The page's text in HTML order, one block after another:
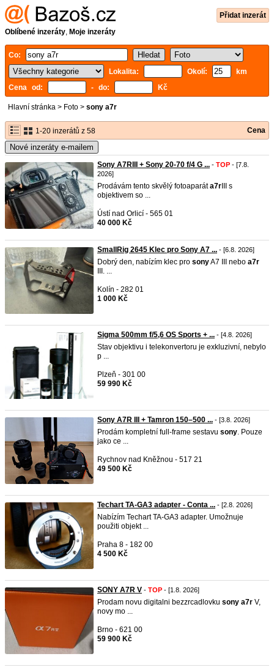
Přidat inzerát
Oblíbené inzeráty, Moje inzeráty
Co:
Lokalita:
Okolí:
km
Cena od:
- do: Kč
Hlavní stránka > Foto > sony a7r
1-20 inzerátů z 58 Cena
Nové inzeráty e-mailem
Sony A7RIII + Sony 20-70 f/4 G ... - TOP - [7.8.
2026]
Prodávám tento skvělý fotoaparáta7r III s
objektivem so ...
Ústí nad Orlicí - 565 01
40 000 Kč
SmallRig 2645 Klec pro Sony A7 ... - [6.8. 2026]
Dobrý den, nabízím klec pro sonyA7 III nebo a7r
III. ...
Kolín - 282 01
1 000 Kč
Sigma 500mm f/5,6 OS Sports + ... - [4.8. 2026]
Stav objektivu i telekonvertoru je exkluzivní, nebylo
p ...
Plzeň - 301 00
59 990 Kč
Sony A7R III + Tamron 150–500 ... - [3.8. 2026]
Prodám kompletní full-frame sestavu sony. Pouze
jako ce ...
Rychnov nad Kněžnou - 517 21
49 500 Kč
Techart TA-GA3 adapter - Conta ... - [2.8. 2026]
Nabízím Techart TA-GA3 adapter. Umožnuje
použiti objekt ...
Praha 8 - 182 00
4 500 Kč
SONY A7R V - TOP - [1.8. 2026]
Prodam novu digitalni bezzrcadlovku sony a7r V,
novy mo ...
Brno - 621 00
59 900 Kč